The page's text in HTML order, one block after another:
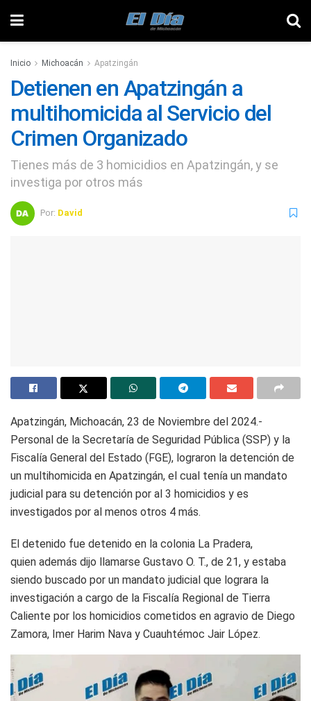
Inicio Michoacán Apatzingán
Detienen en Apatzingán a
multihomicida al Servicio del
Crimen Organizado
Tienes más de 3 homicidios en Apatzingán, y se
investiga por otros más
Por: David
Apatzingán, Michoacán, 23 de Noviembre del 2024.-
Personal de la Secretaría de Seguridad Pública (SSP) y la
Fiscalía General del Estado (FGE), lograron la detención de
un multihomicida en Apatzingán, el cual tenía un mandato
judicial para su detención por al 3 homicidios y es
investigados por al menos otros 4 más.
El detenido fue detenido en la colonia La Pradera,
quien además dijo llamarse Gustavo O. T., de 21, y estaba
siendo buscado por un mandato judicial que lograra la
investigación a cargo de la Fiscalía Regional de Tierra
Caliente por los homicidios cometidos en agravio de Diego
Zamora, Imer Harim Nava y Cuauhtémoc Jair López.